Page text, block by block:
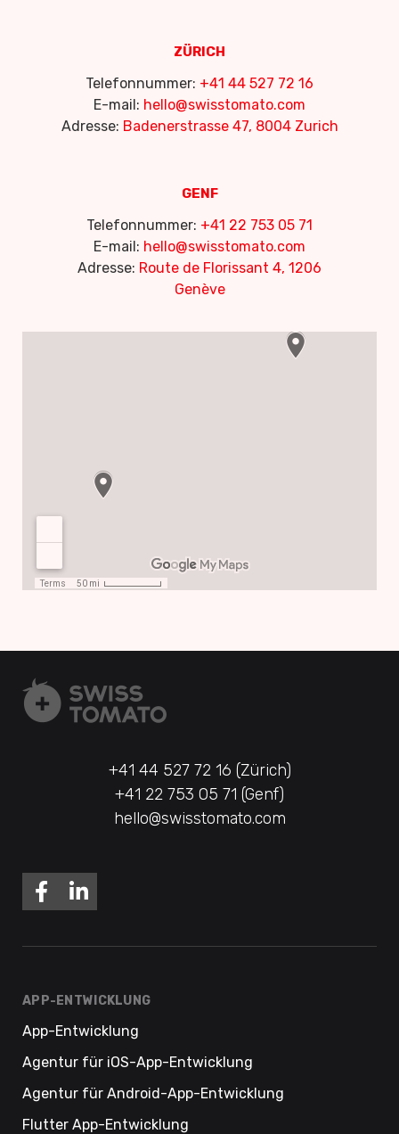
ZÜRICH
Telefonnummer: +41 44 527 72 16
E-mail: hello@swisstomato.com
Adresse: Badenerstrasse 47, 8004 Zurich
GENF
Telefonnummer: +41 22 753 05 71
E-mail: hello@swisstomato.com
Adresse: Route de Florissant 4, 1206
Genève
+41 44 527 72 16 (Zürich)
+41 22 753 05 71 (Genf)
hello@swisstomato.com
APP-ENTWICKLUNG
App-Entwicklung
Agentur für iOS-App-Entwicklung
Agentur für Android-App-Entwicklung
Flutter App-Entwicklung